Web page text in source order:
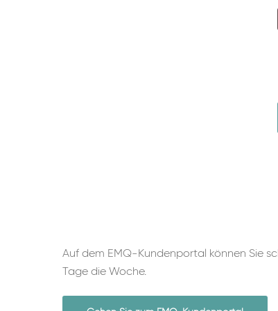
Auf dem EMQ-Kundenportal können Sie
Tage die Woche.